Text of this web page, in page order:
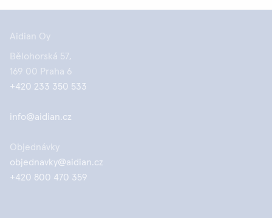
Aidian Oy
Bělohorská 57,
169 00 Praha 6
+420 233 350 533
info@aidian.cz
Objednávky
objednavky@aidian.cz
+420 800 470 359